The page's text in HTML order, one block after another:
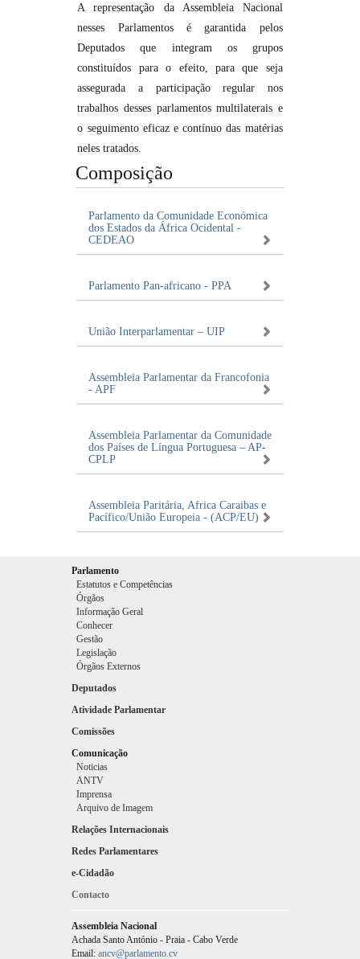
A representação da Assembleia Nacional
nesses Parlamentos é garantida pelos
Deputados que integram os grupos
constituídos para o efeito, para que seja
assegurada a participação regular nos
trabalhos desses parlamentos multilaterais e
o seguimento eficaz e contínuo das matérias
neles tratados.
Composição
Parlamento da Comunidade Económica
dos Estados da África Ocidental -
CEDEAO
Parlamento Pan-africano - PPA
União Interparlamentar –​ UIP
Assembleia Parlamentar da Francofonia
- APF
Assembleia Parlamentar da Comunidade
dos Países de Língua Portuguesa – AP-
CPLP
Assembleia Paritária, Africa Caraibas e
Pacífico/União Europeia - (ACP/EU)
Parlamento
Estatutos e Competências
Órgãos
Informação Geral
Conhecer
Gestão
Legislação
Órgãos Externos
Deputados
Atividade Parlamentar
Comissões
Comunicação
Noticias
ANTV
Imprensa
Arquivo de Imagem
Relações Internacionais
Redes Parlamentares
e-Cidadão
Contacto
Assembleia Nacional
Achada Santo António - Praia - Cabo Verde
Email: ancv@parlamento.cv